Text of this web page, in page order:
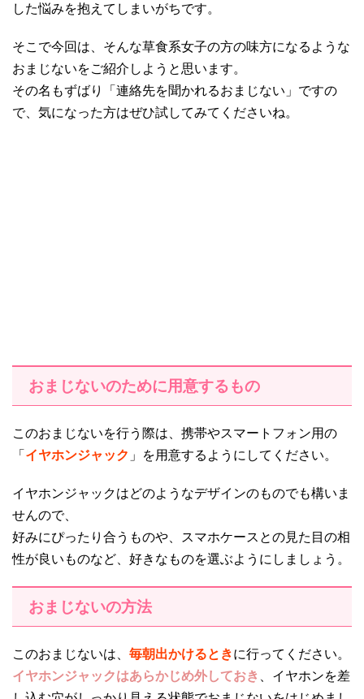
した悩みを抱えてしまいがちです。
そこで今回は、そんな草食系女子の方の味方になるような
おまじないをご紹介しようと思います。
その名もずばり「連絡先を聞かれるおまじない」ですの
で、気になった方はぜひ試してみてくださいね。
おまじないのために用意するもの
このおまじないを行う際は、携帯やスマートフォン用の
「 イヤホンジャック 」を用意するようにしてください。
イヤホンジャックはどのようなデザインのものでも構いま
せんので、
好みにぴったり合うものや、スマホケースとの見た目の相
性が良いものなど、好きなものを選ぶようにしましょう。
おまじないの方法
このおまじないは、 毎朝出かけるときに行ってください。
イヤホンジャックはあらかじめ外しておき
、イヤホンを差